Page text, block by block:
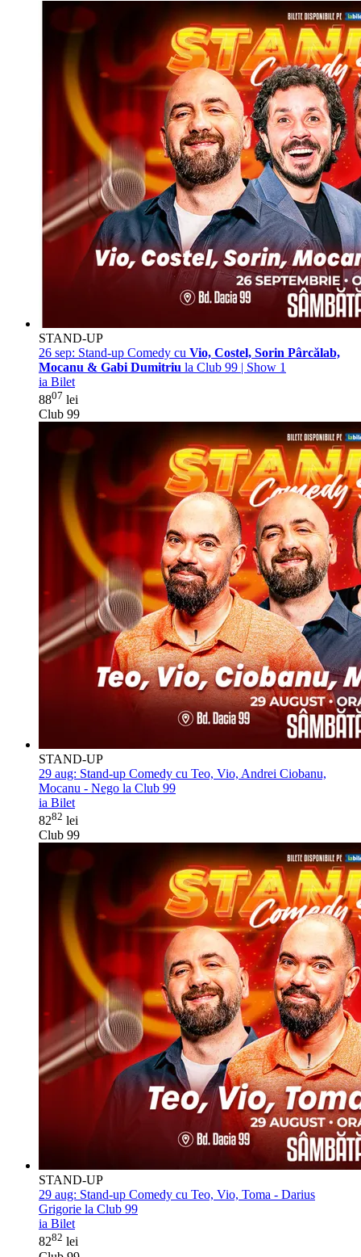
STAND-UP
26 sep: Stand-up Comedy cu Vio, Costel, Sorin Pârcălab,
Mocanu & Gabi Dumitriu la Club 99 | Show 1
ia Bilet
8807 lei
Club 99
STAND-UP
29 aug: Stand-up Comedy cu Teo, Vio, Andrei Ciobanu,
Mocanu - Nego la Club 99
ia Bilet
8282 lei
Club 99
STAND-UP
29 aug: Stand-up Comedy cu Teo, Vio, Toma - Darius
Grigorie la Club 99
ia Bilet
8282 lei